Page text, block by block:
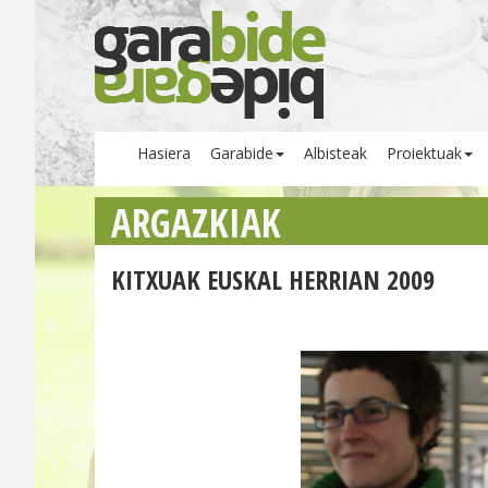
Hasiera Garabide Albisteak Proiektuak
ARGAZKIAK
KITXUAK EUSKAL HERRIAN 2009